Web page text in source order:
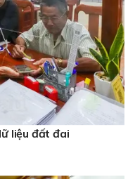
liệu đất đai